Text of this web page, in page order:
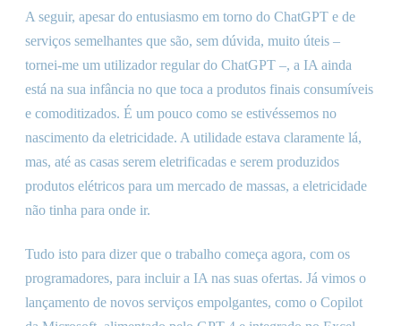
A seguir, apesar do entusiasmo em torno do ChatGPT e de
serviços semelhantes que são, sem dúvida, muito úteis –
tornei-me um utilizador regular do ChatGPT –, a IA ainda
está na sua infância no que toca a produtos finais consumíveis
e comoditizados. É um pouco como se estivéssemos no
nascimento da eletricidade. A utilidade estava claramente lá,
mas, até as casas serem eletrificadas e serem produzidos
produtos elétricos para um mercado de massas, a eletricidade
não tinha para onde ir.
Tudo isto para dizer que o trabalho começa agora, com os
programadores, para incluir a IA nas suas ofertas. Já vimos o
lançamento de novos serviços empolgantes, como o Copilot